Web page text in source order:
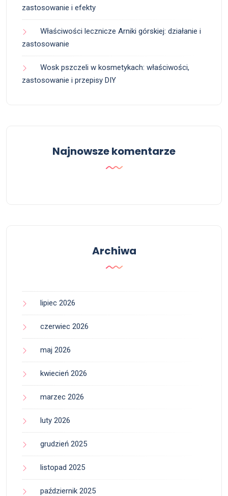
zastosowanie i efekty
Właściwości lecznicze Arniki górskiej: działanie i
zastosowanie
Wosk pszczeli w kosmetykach: właściwości,
zastosowanie i przepisy DIY
Najnowsze komentarze
Archiwa
lipiec 2026
czerwiec 2026
maj 2026
kwiecień 2026
marzec 2026
luty 2026
grudzień 2025
listopad 2025
październik 2025